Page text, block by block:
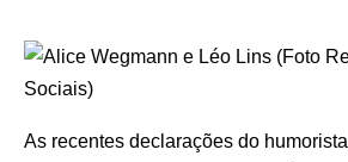
As recentes declarações do humorista